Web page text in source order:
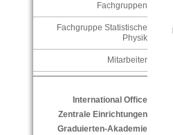
Fachgruppen
Fachgruppe Statistische
Physik
Mitarbeiter
International Office
Zentrale Einrichtungen
Graduierten-Akademie